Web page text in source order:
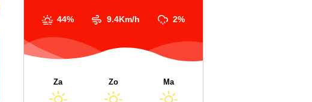
44% 9.4Km/h 2%
Za Zo Ma